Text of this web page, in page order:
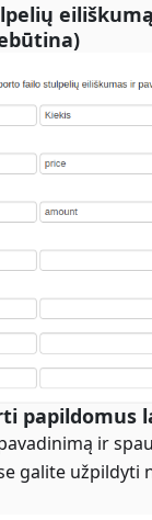
papildomus
ir
galite užpildyti